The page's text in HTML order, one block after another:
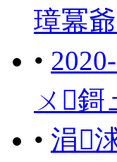
璋冪
•
ㄨ鎶
• 涓